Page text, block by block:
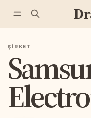
ŞIRKET